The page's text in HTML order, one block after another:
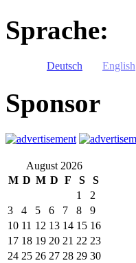
Sprache:
Deutsch English
Sponsor
August 2026
M D M D F S S
1
2
3
4 5 6 7 8
9
10 11 12 13 14 15 16
17 18 19 20 21 22 23
24 25 26 27 28 29 30